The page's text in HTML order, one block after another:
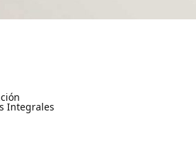
Integrales